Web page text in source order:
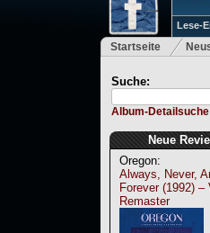
Lese-
Startseite
Suche:
Album-Detailsuche
Neue
Oregon:
Always, Never,
Forever (1992) –
Remaster